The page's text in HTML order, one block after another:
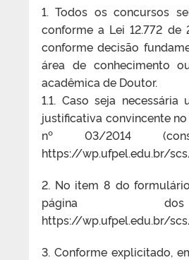
1. Todos os concursos
conforme a Lei 12.772 de
conforme decisão
área de conhecimento
acadêmica de Doutor.
1.1. Caso seja
justificativa convincente
nº 03/2014
https://wp.ufpel.edu.br/
2. No item 8 do
página
https://wp.ufpel.edu.br/
3. Conforme explicitado,